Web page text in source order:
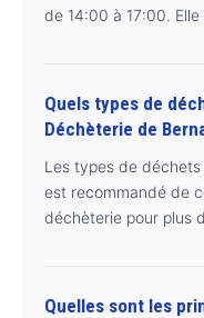
de 14:00 à 17:00.
Quels types de
Déchèterie de
Les types de
est recommandé de
déchèterie pour plus
Quelles sont les